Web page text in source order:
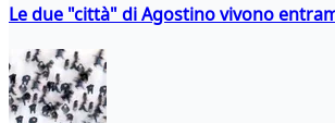
Le due "città" di Agostino vivono